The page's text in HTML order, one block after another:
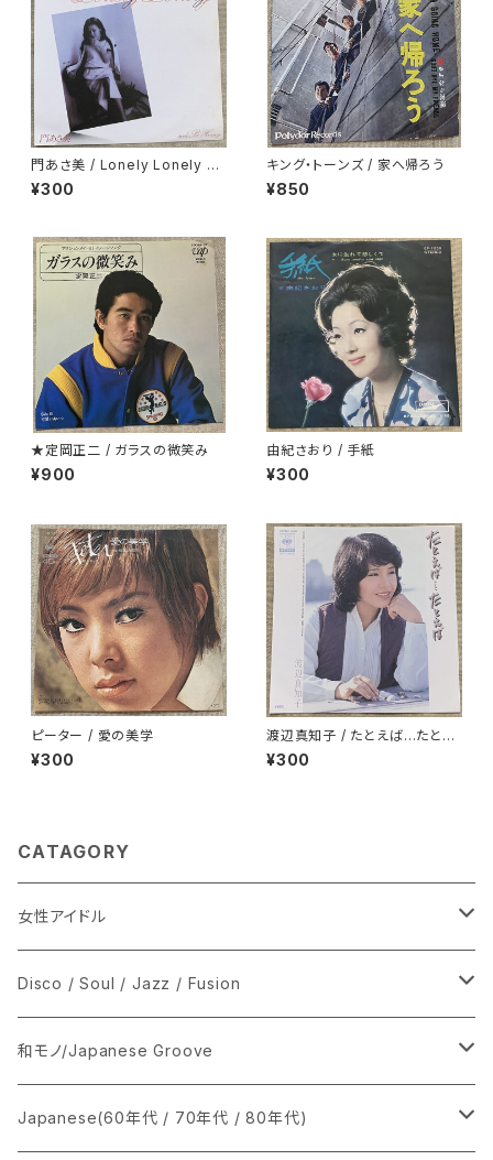
門あさ美 / Lonely Lonely H
oney
¥300
キング・トーンズ / 家へ帰ろう
¥850
★定岡正二 / ガラスの微笑み
¥900
由紀さおり / 手紙
¥300
ピーター / 愛の美学
¥300
渡辺真知子 / たとえば…たとえ
ば
¥300
CATAGORY
女性アイドル
シングル盤
あ行
か行
LP
CD
Disco / Soul / Jazz / Fusion
シングル盤
A
12インチ・シングル
和モノ/Japanese Groove
シングル盤
Japanese(60年代 / 70年代 / 80年代)